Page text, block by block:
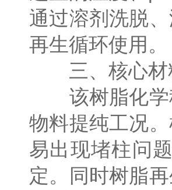
通过溶剂洗脱
再生循环使用。
三、核心材
该树脂化学
物料提纯工况
易出现堵柱问
定。同时树脂